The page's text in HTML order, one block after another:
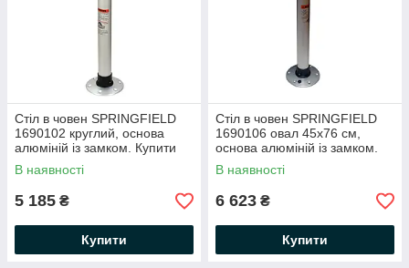
Стіл в човен SPRINGFIELD
1690102 круглий, основа
алюміній із замком. Купити
стіл для човна, для катера
В наявності
5 185 ₴
Купити
Стіл в човен SPRINGFIELD
1690106 овал 45х76 см,
основа алюміній із замком.
Купити стіл для човна, для
катера
В наявності
6 623 ₴
Купити